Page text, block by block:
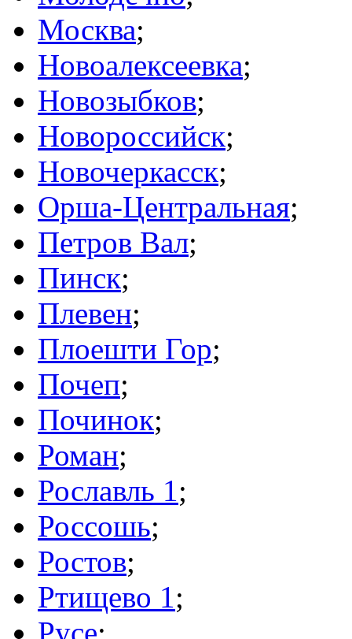
Москва;
Новоалексеевка;
Новозыбков;
Новороссийск;
Новочеркасск;
Орша-Центральная;
Петров Вал;
Пинск;
Плевен;
Плоешти Гор;
Почеп;
Починок;
Роман;
Рославль 1;
Россошь;
Ростов;
Ртищево 1;
Русе;